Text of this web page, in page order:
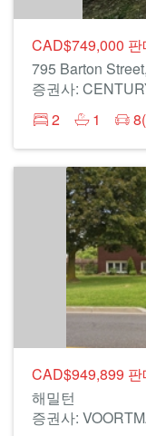
CAD$749,000 판
795 Barton
증권사:
2
1
CAD$949,899 판
해밀턴
증권사: